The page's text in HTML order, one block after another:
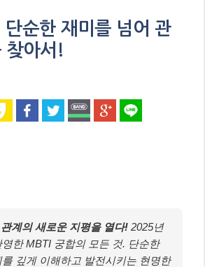
순한 재미를 넘어 관
찾아서!
계의 새로운 지평을 열다! 2025년
한 MBTI 궁합의 모든 것. 단순한
깊게 이해하고 발전시키는 현명한